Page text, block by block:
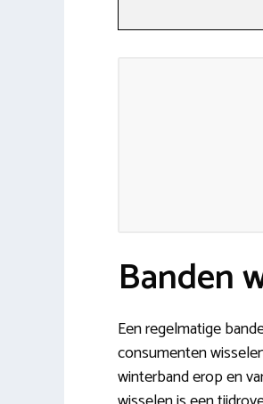
Banden
Een regelmatige
consumenten
winterband erop en